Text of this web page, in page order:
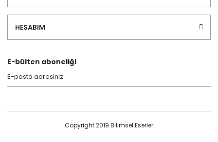
Bu ürüne benzer farklı alternatifler olmalı.
HESABIM
E-bülten aboneliği
Copyright 2019 Bilimsel Eserler